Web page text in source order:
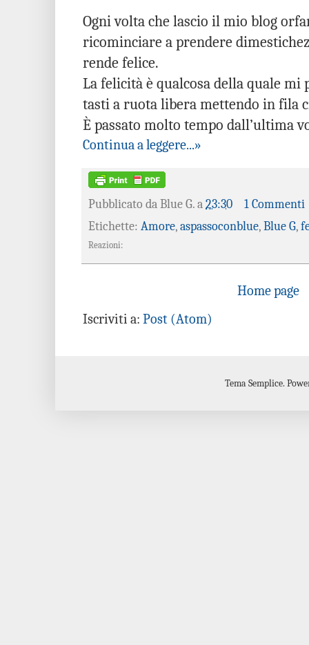
Ogni volta che lascio il mio blog
ricominciare a prendere
rende felice.
La felicità è qualcosa della quale mi
tasti a ruota libera mettendo in fila
È passato molto tempo dall’ultima
Continua a leggere...»
Pubblicato da Blue G. a 23:30
1 Commenti
Etichette: Amore, aspassoconblue, Blue G,
Reazioni:
Home page
Iscriviti a: Post (Atom)
Tema Semplice.